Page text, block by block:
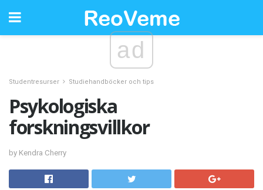
ad
Studentresurser Studiehandböcker och tips
Psykologiska
forskningsvillkor
by Kendra Cherry